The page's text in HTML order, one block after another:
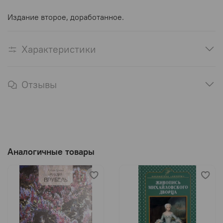
Издание второе, доработанное.
Характеристики
Отзывы
Аналогичные товары